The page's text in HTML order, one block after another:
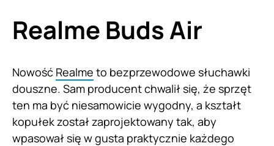
Realme Buds Air
Nowość Realme to bezprzewodowe słuchawki
douszne. Sam producent chwalił się, że sprzęt
ten ma być niesamowicie wygodny, a kształt
kopułek został zaprojektowany tak, aby
wpasował się w gusta praktycznie każdego